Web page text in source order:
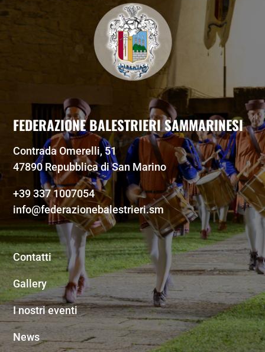
FEDERAZIONE BALESTRIERI SAMMARINESI
Contrada Omerelli, 51
47890 Repubblica di San Marino
+39 337 1007054
info@federazionebalestrieri.sm
Contatti
Gallery
I nostri eventi
News